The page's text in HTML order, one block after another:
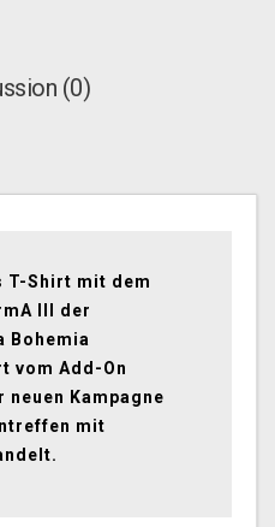
(0)
Shirt mit dem
III der
Bohemia
vom Add-On
Kampagne
mit